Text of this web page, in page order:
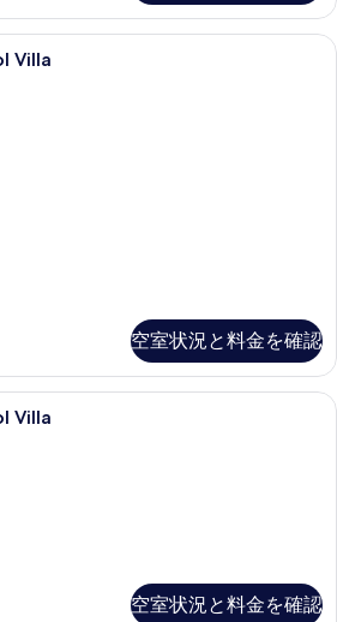
Premier Panorama Pool Villa | セー
Villa
空室状況と料金を確認
セーフティボックス (室内)、デスク
Villa
空室状況と料金を確認